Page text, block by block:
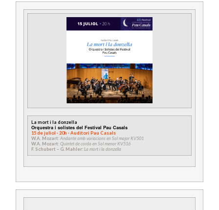
La mort i la donzella
Orquestra i solistes del Festival Pau Casals
15 de juliol · 20h · Auditori Pau Casals
W.A. Mozart:Andante amb variacions en Sol major KV501
W.A. Mozart:Quintet de corda en Sol menor KV516
F. Schubert – G. Mahler:La mort i la donzella